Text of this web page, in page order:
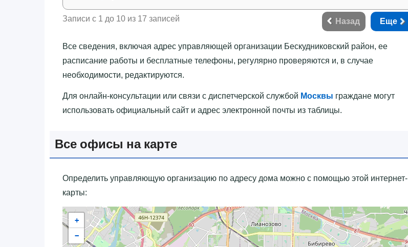
Записи с 1 до 10 из 17 записей Назад Еще
Все сведения, включая адрес управляющей организации Бескудниковский район, ее
расписание работы и бесплатные телефоны, регулярно проверяются и, в случае
необходимости, редактируются.
Для онлайн-консультации или связи с диспетчерской службой Москвы граждане могут
использовать официальный сайт и адрес электронной почты из таблицы.
Все офисы на карте
Определить управляющую организацию по адресу дома можно с помощью этой интернет-
карты:
+
−